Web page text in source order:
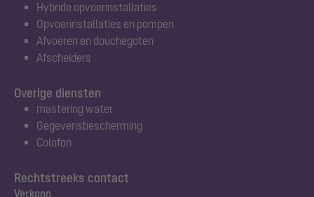
Hybride opvoerinstallaties
Opvoerinstallaties en pompen
Afvoeren en douchegoten
Afscheiders
Rechtstreeks contact
Verkoop
Overige diensten
mastering water
Gegevensbescherming
Colofon